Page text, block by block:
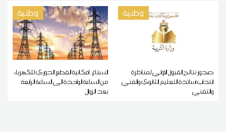
وطنية
صدور نتائج القبول الأولي لمناظرة
انتداب أساتذة التعليم الثانوي والفني
والتقني
وطنية
الستاغ: إمكانية القطع الدوري للكهرباء
من الساعة الواحدة الى الساعة الرابعة
بعد الزوال